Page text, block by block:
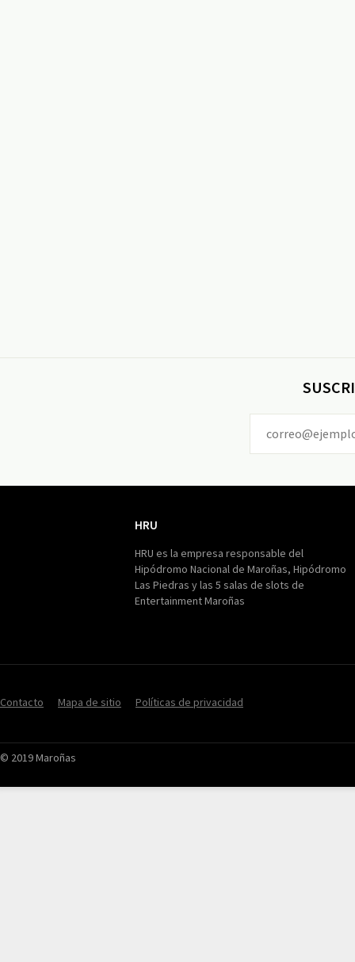
HRU
HRU es la empresa responsable del
Hipódromo Nacional de Maroñas, Hipódromo
Las Piedras y las 5 salas de slots de
Entertainment Maroñas
Contacto Mapa de sitio Políticas de privacidad
© 2019 Maroñas